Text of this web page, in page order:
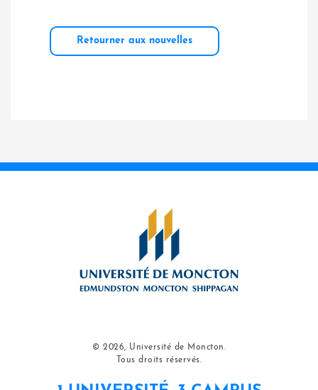
Retourner aux nouvelles
© 2026, Université de Moncton.
Tous droits réservés.